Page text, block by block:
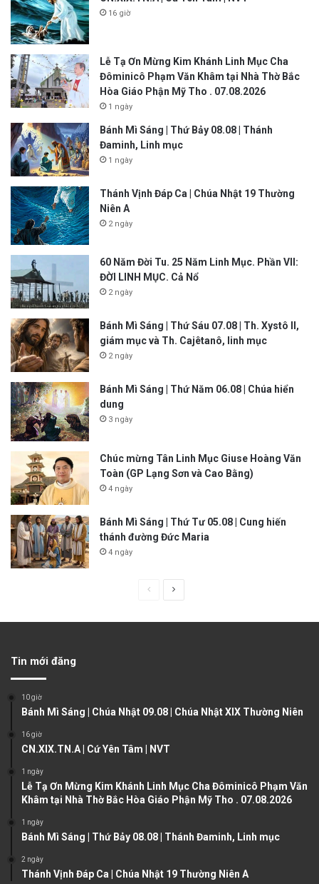
16 giờ
Lễ Tạ Ơn Mừng Kim Khánh Linh Mục Cha
Đôminicô Phạm Văn Khâm tại Nhà Thờ Bắc
Hòa Giáo Phận Mỹ Tho . 07.08.2026
1 ngày
Bánh Mì Sáng | Thứ Bảy 08.08 | Thánh
Đaminh, Linh mục
1 ngày
Thánh Vịnh Đáp Ca | Chúa Nhật 19 Thường
Niên A
2 ngày
60 Năm Đời Tu. 25 Năm Linh Mục. Phần VII:
ĐỜI LINH MỤC. Cả Nổ
2 ngày
Bánh Mì Sáng | Thứ Sáu 07.08 | Th. Xystô II,
giám mục và Th. Cajêtanô, linh mục
2 ngày
Bánh Mì Sáng | Thứ Năm 06.08 | Chúa hiển
dung
3 ngày
Chúc mừng Tân Linh Mục Giuse Hoàng Văn
Toàn (GP Lạng Sơn và Cao Bằng)
4 ngày
Bánh Mì Sáng | Thứ Tư 05.08 | Cung hiến
thánh đường Đức Maria
4 ngày
u
p
g
g
Tin mới đăng
10 giờ
Bánh Mì Sáng | Chúa Nhật 09.08 | Chúa Nhật XIX Thường Niên
16 giờ
CN.XIX.TN.A | Cứ Yên Tâm | NVT
1 ngày
Lễ Tạ Ơn Mừng Kim Khánh Linh Mục Cha Đôminicô Phạm Văn
Khâm tại Nhà Thờ Bắc Hòa Giáo Phận Mỹ Tho . 07.08.2026
1 ngày
Bánh Mì Sáng | Thứ Bảy 08.08 | Thánh Đaminh, Linh mục
2 ngày
Thánh Vịnh Đáp Ca | Chúa Nhật 19 Thường Niên A